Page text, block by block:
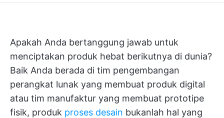
Apakah Anda bertanggung jawab untuk
menciptakan produk hebat berikutnya di dunia?
Baik Anda berada di tim pengembangan
perangkat lunak yang membuat produk digital
atau tim manufaktur yang membuat prototipe
fisik, produk proses desain bukanlah hal yang